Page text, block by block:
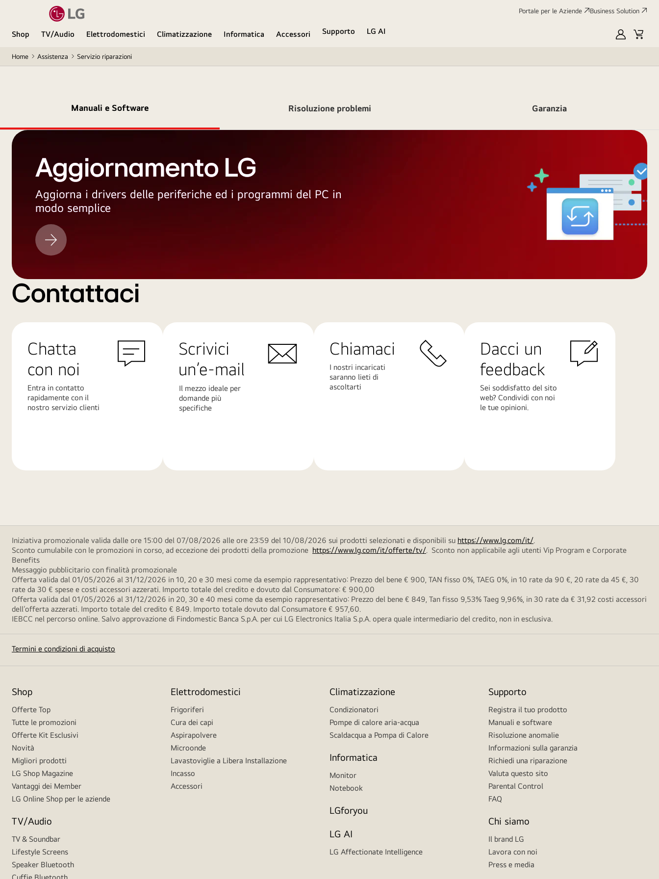
Portale per le Aziende Business Solution
Shop TV/Audio Elettrodomestici Climatizzazione Informatica Accessori Supporto
LG AI
My
Cart
Home Assistenza Servizio riparazioni
Manuali e Software Risoluzione problemi Garanzia
Aggiornamento LG
Aggiorna i drivers delle periferiche ed i programmi del PC in
modo semplice
Aggiornamento
LG
Contattaci
Chatta
con noi
Entra in contatto
rapidamente con il
nostro servizio clienti
Scrivici
un’e-mail
Il mezzo ideale per
domande più
specifiche
Chiamaci
I nostri incaricati
saranno lieti di
ascoltarti
Dacci un
feedback
Sei soddisfatto del sito
web? Condividi con noi
le tue opinioni.
Iniziativa promozionale valida dalle ore 15:00 del 07/08/2026 alle ore 23:59 del 10/08/2026 sui prodotti selezionati e disponibili su https://www.lg.com/it/.
Sconto cumulabile con le promozioni in corso, ad eccezione dei prodotti della promozione https://www.lg.com/it/offerte/tv/. Sconto non applicabile agli utenti Vip Program e Corporate
Benefits
Messaggio pubblicitario con finalità promozionale
Offerta valida dal 01/05/2026 al 31/12/2026 in 10, 20 e 30 mesi come da esempio rappresentativo: Prezzo del bene € 900, TAN fisso 0%, TAEG 0%, in 10 rate da 90 €, 20 rate da 45 €, 30
rate da 30 € spese e costi accessori azzerati. Importo totale del credito e dovuto dal Consumatore: € 900,00
Offerta valida dal 01/05/2026 al 31/12/2026 in 20, 30 e 40 mesi come da esempio rappresentativo: Prezzo del bene € 849, Tan fisso 9,53% Taeg 9,96%, in 30 rate da € 31,92 costi accessori
dell’offerta azzerati. Importo totale del credito € 849. Importo totale dovuto dal Consumatore € 957,60.
IEBCC nel percorso online. Salvo approvazione di Findomestic Banca S.p.A. per cui LG Electronics Italia S.p.A. opera quale intermediario del credito, non in esclusiva.
Termini e condizioni di acquisto
Shop
Offerte Top
Tutte le promozioni
Offerte Kit Esclusivi
Novità
Migliori prodotti
LG Shop Magazine
Vantaggi dei Member
LG Online Shop per le aziende
TV/Audio
TV & Soundbar
Lifestyle Screens
Speaker Bluetooth
Elettrodomestici
Frigoriferi
Cura dei capi
Aspirapolvere
Microonde
Lavastoviglie a Libera Installazione
Incasso
Accessori
Climatizzazione
Condizionatori
Pompe di calore aria-acqua
Scaldacqua a Pompa di Calore
Informatica
Monitor
Notebook
LGforyou
LG AI
LG Affectionate Intelligence
Supporto
Registra il tuo prodotto
Manuali e software
Risoluzione anomalie
Informazioni sulla garanzia
Richiedi una riparazione
Valuta questo sito
Parental Control
FAQ
Chi siamo
Il brand LG
Lavora con noi
Press e media